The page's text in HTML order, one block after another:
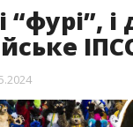
“фурі”, і